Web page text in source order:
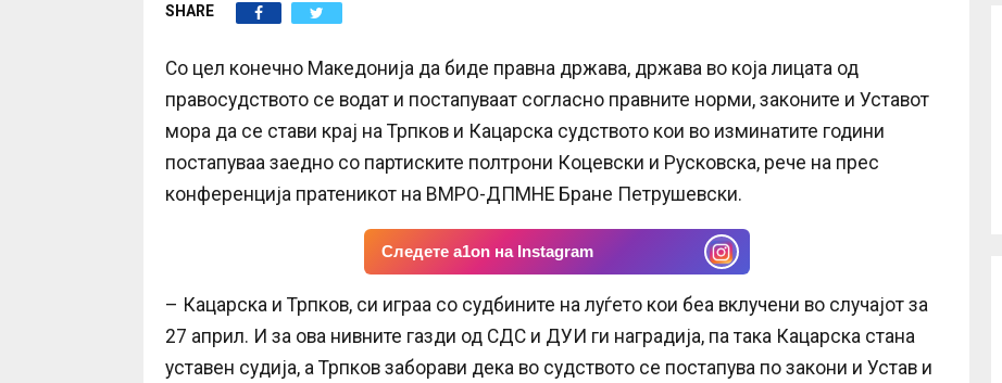
SHARE
Со цел конечно Македонија да биде правна држава, држава во која лицата од
правосудството се водат и постапуваат согласно правните норми, законите и Уставот
мора да се стави крај на Трпков и Кацарска судството кои во изминатите години
постапуваа заедно со партиските полтрони Коцевски и Русковска, рече на прес
конференција пратеникот на ВМРО-ДПМНЕ Бране Петрушевски.
Следете a1on на Instagram
– Кацарска и Трпков, си играа со судбините на луѓето кои беа вклучени во случајот за
27 април. И за ова нивните газди од СДС и ДУИ ги наградија, па така Кацарска стана
уставен судија, а Трпков заборави дека во судството се постапува по закони и Устав и